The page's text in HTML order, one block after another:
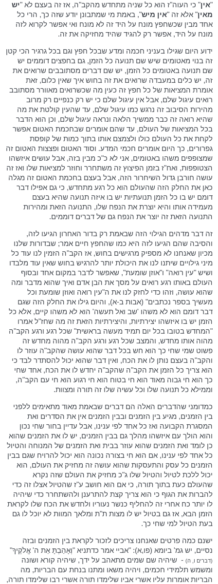
"אין" כי העוה"ז הוא כל שניה מתחדש מהקב"ה, אז זה בעצם לא "יש
מאין" אלא זה "אין מיש", באמת מי שמתבונן יודע שזה כך, הרי כל
אחד מבין שכשחפץ מונח על היד זה לא מונח ואי אפשר לקרוא לזה
מונח על היד, אפשר רק להגיד שהיד מחזיקה את זה.
ידוע היום שגילו בעניני חכמה ומדע שבכל חפץ וגם בכל גרגיר הכי קטן
זה בנוי מאטומים שיש שם תנועה כל הזמן, גם בחפצים דוממים יש
שם תנועה באטומים כל הזמן, יש שם דברים מסתובבים שרואים את
זה, יש כלים במעבדה שרואים את זה בחוש איך שאין כלום, זאת
אומרת המציאות של כל חפץ זה כעין מה שכשרואים מאוורר מסתובב
רואים עיגול שלם, אבל אין עיגול שלם כי יש רק כנפיים רק מרוב
מהירות הסיבוב זה נרגש כמו עיגול שלם, עד שהעין קולטת את מה
שהיא רואה זה כבר ממשיך הלאה ונראה עיגול שלם, וכן הוא הדבר
בכל המציאות של העולם, עד שהם אומרים שבחכמת האטום אפשר
לקחת את כל העולם כולו ולצמצם אותו בתוך כמות של קופסת
גפרורים, כך היום אומרים חכמי המדע. וסוד האטום ופצצות האטום זה
שמצופפים משהו באטומים, אני לא כ"כ מבין בזה, אבל עושים איזשהו
הצטופפות, ואח"ז בזמן הפיצוץ זה משתחרר וחוזר למציאות שלו ואז זה
עושה חורבן גדול השיחרור הזה, אבל בעצם בחכמת האטום זה מגלה
כאן את החלק הזה שהעולם הוא כל רגע מתחדש, כי גם אפילו דבר
דומם יש בו כל הזמן תנועתיות יש בו איזה תנועה שהיא בעצם
מעמידה אותו והיא יוצרת את הנפח שלו, התנועה הזאת ומהירות
התנועה הזאת זה יוצר את הנפח גם של דברים דוממים.
זה דבר מדהים הגילוי הזה שבאמת רק בדור האחרון הגיעו לזה,
והסיבה שהם הגיעו לזה היא כמו שהחפץ חיים אמר; שבדורות שלנו
מכיון שאנחנו לא מספיק מרגישים בחוש, אז הקב"ה הזמין לנו עוד כל
מיני גילויים שיתנו לנו את היכולת יותר להרגיש בחוש שאין עוד מלבדו
ושיש "עין רואה" ו"אוזן שומעת", שאפשר לדבר במקום אחד ובסוף
העולם באותו רגע רואים על מסך את הבן אדם ואיך שהוא מדבר ומה
שהוא עושה, וזהו כדי לחזק לנו את ה"עין רואה ואוזן שומעת וכל
מעשיך בספר נכתבים" (אבות ב-א), והיום גילו את החלק הזה שגם
דבר דומם הוא לא משהו 'שב ואל תעשה' הוא לא משהו קיים, אלא כל
הזמן יש בו איזשהו יצירתיות, והיצירתיות הזאת זה מה שחז"ל אמרו
"המחדש בטובו בכל יום תמיד מעשה בראשית" שכל רגע ורגע הקב"ה
מהוה אותו מחדש, והמצב שכל רגע ורגע הקב"ה מהוה מחדש זה
פשוט שמי שחי כך הוא חש בכל דבר שהוא עושה שהקב"ה עוזר לו
והקב"ה בעצם נותן לו את הכח, ואין דבר שהוא יכול להסתדר לבד כי
הוא צריך כל הזמן את הקב"ה שהקב"ה יחדש לו את הכח, אחד שחי
כך הוא חי גבוה מאוד הוא חי בטוח הוא חי רגוע הוא חי עם הקב"ה,
וממילא כל תנועה שלו וכל עשיה שלו זה תורה ומצוות.
כמדומני שהדברים האלה הם דברים שבאמת מאוד מתאימים ללפני
בין הזמנים, מגיע בין הזמנים ובבין הזמנים אין את הסדרים ואת
המסגרת הקבועה ואז כל אחד לפי ענינו, אבל עדיין בחור שחי נכון
והוא הולך עם איזשהו מהלך גם בבין הזמנים, יש לו את הזמנים שהוא
כן לומד ואת הזמנים שהוא עוזר בבית ואת הזמנים של המנוחה והטיול
כל אחד לפי ענינו, אם הוא חי בצורה נכונה הוא יכול להרויח שגם בבין
הזמנים כל עסק והתעסקות שהוא עושה זה מחזיק את העולם, הוא
יכול ללכת לטיול והטיול שלו ג"כ מחזיק את העולם שזה נקרא
שהעולם כעת בתוך תורה, כי אם הוא חושב ע"ז שהטיול אצלו זה כדי
להברות את הגוף כי הוא צריך קצת להתרענן ולהשתחרר כדי שיהיה
לו יותר כח אחרי זה להחליף כנשר נעוריו ולחדש את הכח שלו לקראת
הזמן הבא, אז גם בטיול יש לו מצות ת"ת ומלאך המוות לא יוכל לו גם
בעת הטיול למי שחי כך.
ישנם כמה פרטים שאנחנו צריכים לזכור לקראת בין הזמנים ובזה
נסיים, יש גמ' ביומא (פו,א): "אביי אמר כדתניא "וְאָהַבְתָּ אֵת ה' אֱלֹקֶיךָ"
(דברים ו, ה) - שיהיה שם שמים מתאהב על ידך, שיהיה קורא ושונה
ומשמש תלמידי חכמים, ויהיה משאו ומתנו בנחת עם הבריות, מה
הבריות אומרות עליו אשרי אביו שלימדו תורה אשרי רבו שלימדו תורה,